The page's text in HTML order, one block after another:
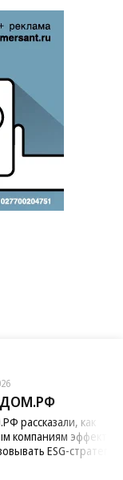
рассказали, как
компаниям
ESG-стратегию